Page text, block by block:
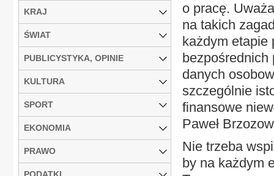
o pracę.
na takich
każdym etapie
bezpośrednich
danych
szczególnie
finansowe
Paweł
Nie trzeba
by na każdym
KRAJ
ŚWIAT
PUBLICYSTYKA, OPINIE
KULTURA
SPORT
EKONOMIA
PRAWO
PODATKI